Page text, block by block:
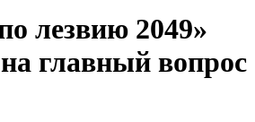
лезвию 2049»
главный вопрос